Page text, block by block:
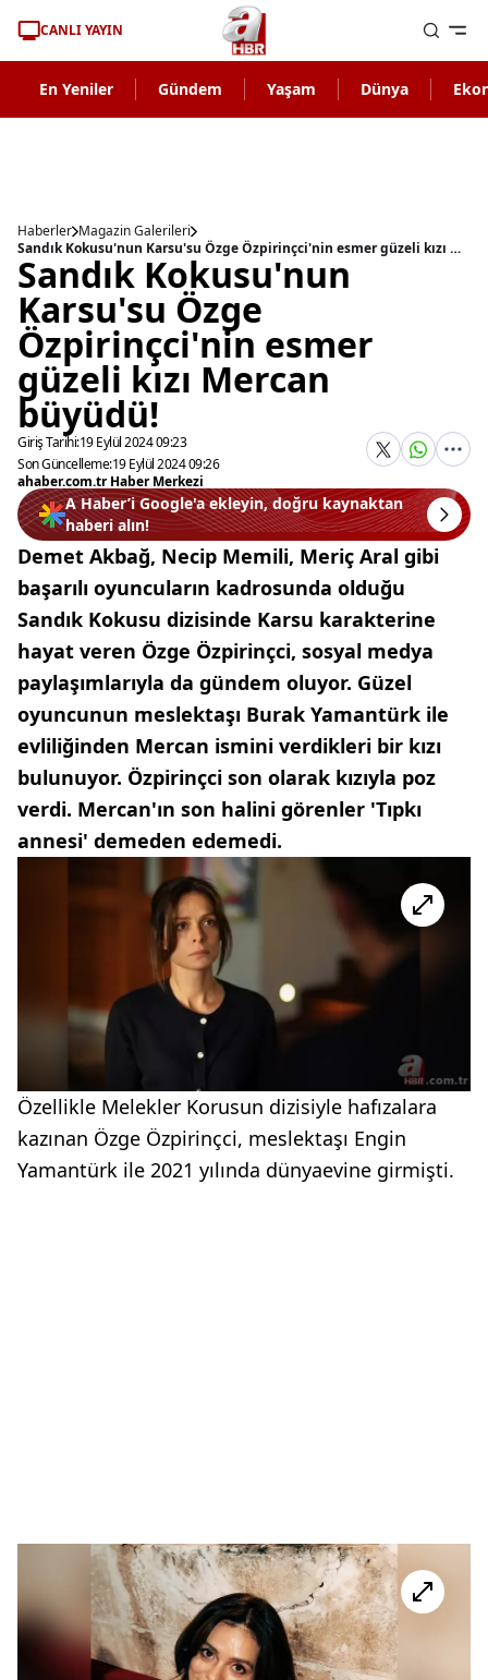
CANLI YAYIN
En Yeniler Gündem Yaşam Dünya
Haberler Magazin Galerileri
Sandık Kokusu'nun Karsu'su Özge Özpirinçci'nin esmer güzeli kızı Mercan büyüdü!
Sandık Kokusu'nun
Karsu'su Özge
Özpirinçci'nin esmer
güzeli kızı Mercan
büyüdü!
Giriş Tarihi:19 Eylül 2024 09:23
Son Güncelleme:19 Eylül 2024 09:26
ahaber.com.tr Haber Merkezi
A Haber’i Google'a ekleyin, doğru kaynaktan
haberi alın!
Demet Akbağ, Necip Memili, Meriç Aral gibi
başarılı oyuncuların kadrosunda olduğu
Sandık Kokusu dizisinde Karsu karakterine
hayat veren Özge Özpirinçci, sosyal medya
paylaşımlarıyla da gündem oluyor. Güzel
oyuncunun meslektaşı Burak Yamantürk ile
evliliğinden Mercan ismini verdikleri bir kızı
bulunuyor. Özpirinçci son olarak kızıyla poz
verdi. Mercan'ın son halini görenler 'Tıpkı
annesi' demeden edemedi.
Özellikle Melekler Korusun dizisiyle hafızalara
kazınan Özge Özpirinçci, meslektaşı Engin
Yamantürk ile 2021 yılında dünyaevine girmişti.